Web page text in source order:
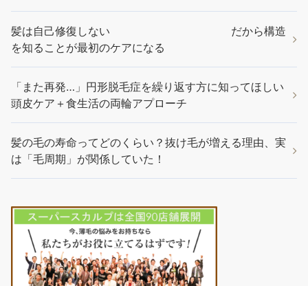
髪は自己修復しない だから構造
を知ることが最初のケアになる
「また再発…」円形脱毛症を繰り返す方に知ってほしい
頭皮ケア＋食生活の両輪アプローチ
髪の毛の寿命ってどのくらい？抜け毛が増える理由、実
は「毛周期」が関係していた！